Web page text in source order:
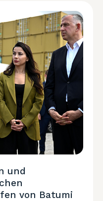
und
von Batumi